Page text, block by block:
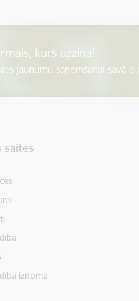
kurš uzzina!
jaunumu saņemšanai savā e-
saites
iznomā